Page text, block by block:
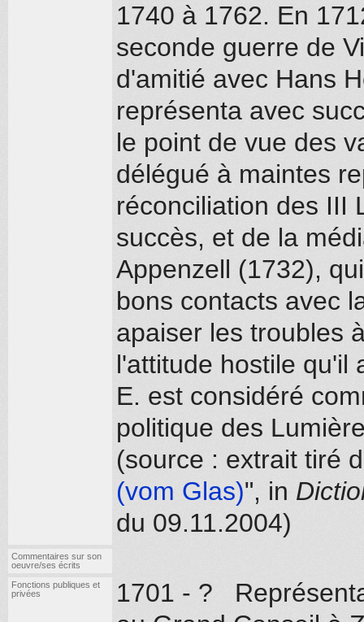
1740 à 1762. En
seconde guerre de
d'amitié avec Hans
représenta avec
le point de vue des
délégué à maintes
réconciliation des III
succès, et de la
Appenzell (1732),
bons contacts avec
apaiser les troubles
l'attitude hostile qu'il
E. est considéré
politique des
(source : extrait tiré
(vom Glas)", in
du 09.11.2004)
Commentaires sur son
oeuvre/ses écrits
Fonctions publiques et
privées
1701 - ?